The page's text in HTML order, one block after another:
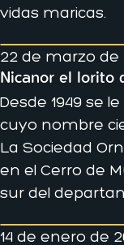
vidas maricas.
22 de marzo de
Nicanor el lorito
Desde 1949 se
cuyo nombre
La Sociedad
en el Cerro de
sur del
14 de enero de